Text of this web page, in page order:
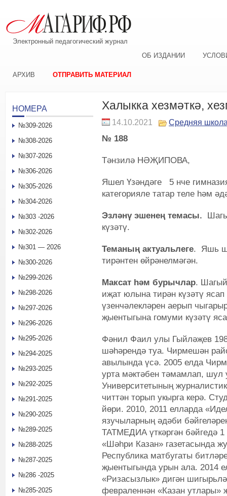
Электронный педагогический журнал
ОБ ИЗДАНИИ
АРХИВ ОТПРАВИТЬ МАТЕРИАЛ
Халыкка хезмәткә,
14.10.2021 Средняя
№ 188
Тәнзилә НӘҖИПОВА,
Яшел Үзәндәге 5 нче
категорияле татар теле һәм
Эзләнү эшенең темасы.
күзәтү.
Теманың актуальлеге. Яшь
тирәнтен өйрәнелмәгән.
Максат һәм бурычлар.
иҗат юлына тирән күзәтү ясап
үзенчәлекләрен аерып
җыентыгына гомуми күзәтү
Фәнил Фаил улы Гыйләҗев
шәһәрендә туа. Чирмешән
авылында үсә. 2005 елда
урта мәктәбен тәмамлап, шул
Университетының
читтән торып укырга керә.
йөри. 2010, 2011 елларда
язучыларның әдәби
ТАТМЕДИА үткәргән бәйгедә
«Шәһри Казан» газетасында
Республика матбугаты
җыентыгында урын ала. 2014
«Ризасызлык» дигән
февраленнән «Казан утлары»
НОМЕРА
№309-2026
№308-2026
№307-2026
№306-2026
№305-2026
№304-2026
№303 -2026
№302-2026
№301 — 2026
№300-2026
№299-2026
№298-2026
№297-2026
№296-2026
№295-2026
№294-2025
№293-2025
№292-2025
№291-2025
№290-2025
№289-2025
№288-2025
№287-2025
№286 -2025
№285-2025